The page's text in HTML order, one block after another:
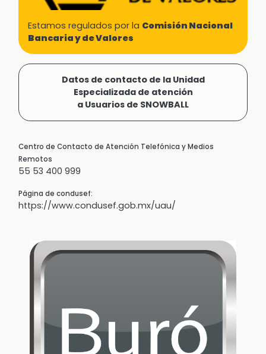
Estamos regulados por la Comisión Nacional
Bancaria y de Valores
Datos de contacto de la Unidad
Especializada de atención
a Usuarios de SNOWBALL
Centro de Contacto de Atención Telefónica y Medios
Remotos
55 53 400 999
Página de condusef:
https://www.condusef.gob.mx/uau/